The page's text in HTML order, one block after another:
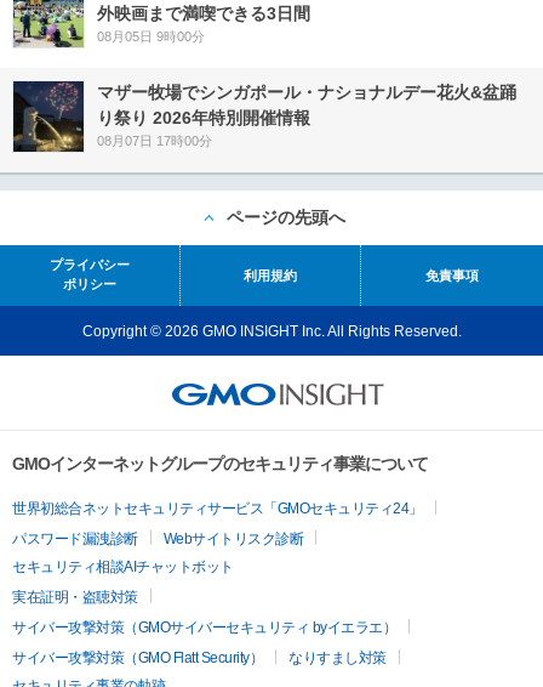
外映画まで満喫できる3日間
08月05日 9時00分
マザー牧場でシンガポール・ナショナルデー花火&盆踊
り祭り 2026年特別開催情報
08月07日 17時00分
ページの先頭へ
プライバシー
ポリシー
利用規約 免責事項
Copyright © 2026 GMO INSIGHT Inc. All Rights Reserved.
GMOインターネットグループのセキュリティ事業について
世界初総合ネットセキュリティサービス「GMOセキュリティ24」
パスワード漏洩診断
Webサイトリスク診断
セキュリティ相談AIチャットボット
実在証明・盗聴対策
サイバー攻撃対策（GMOサイバーセキュリティ byイエラエ）
サイバー攻撃対策（GMO Flatt Security）
なりすまし対策